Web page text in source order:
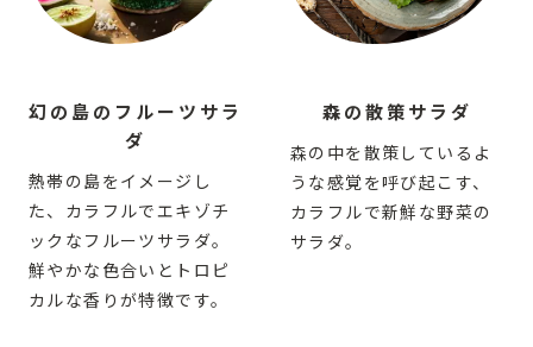
幻の島のフルーツサラ
ダ
熱帯の島をイメージし
た、カラフルでエキゾチ
ックなフルーツサラダ。
鮮やかな色合いとトロピ
カルな香りが特徴です。
森の散策サラダ
森の中を散策しているよ
うな感覚を呼び起こす、
カラフルで新鮮な野菜の
サラダ。